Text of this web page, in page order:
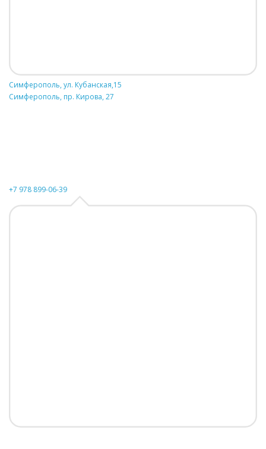
Симферополь, ул. Кубанская,15
Симферополь, пр. Кирова, 27
+7 978 899-06-39